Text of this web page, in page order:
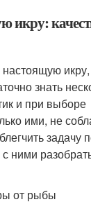
икру:
знать
и при выборе
ими, не
задачу
ними
от рыбы